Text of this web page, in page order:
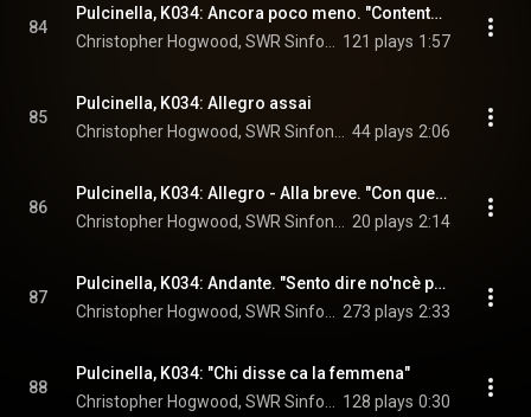
84
Pulcinella, K034: Ancora poco meno. "Contento forse vivere"
121 plays 1:57
85
Pulcinella, K034: Allegro assai
44 plays 2:06
86
Pulcinella, K034: Allegro - Alla breve. "Con queste paroline"
20 plays 2:14
87
Pulcinella, K034: Andante. "Sento dire no'ncè pace"
273 plays 2:33
88
Pulcinella, K034: "Chi disse ca la femmena"
128 plays 0:30